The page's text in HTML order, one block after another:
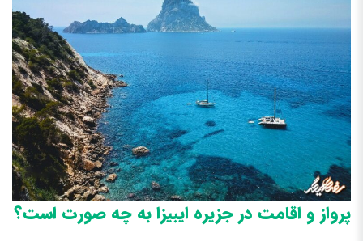
پرواز و اقامت در جزیره ایبیزا به چه صورت است؟